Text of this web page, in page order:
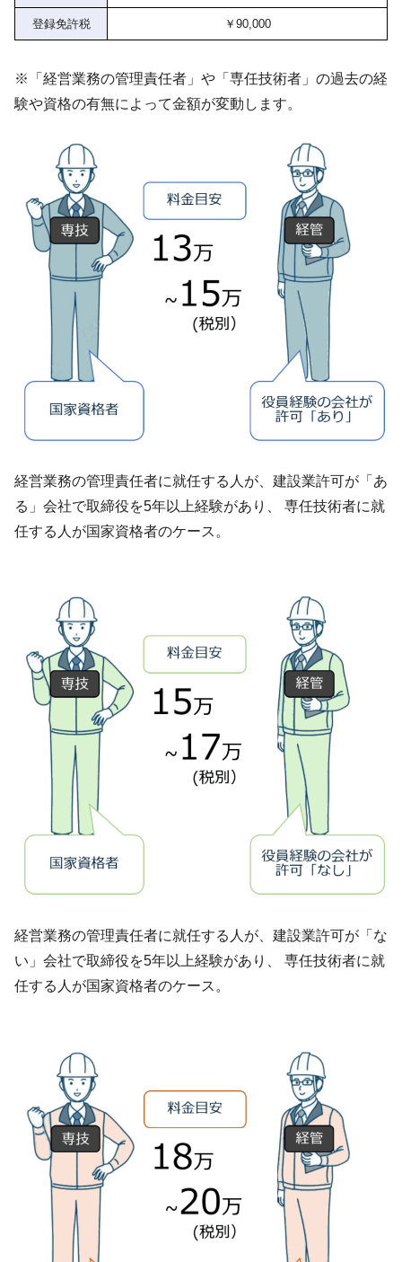
登録免許税 ￥90,000
※「経営業務の管理責任者」や「専任技術者」の過去の経
験や資格の有無によって金額が変動します。
経営業務の管理責任者に就任する人が、建設業許可が「あ
る」会社で取締役を5年以上経験があり、 専任技術者に就
任する人が国家資格者のケース。
経営業務の管理責任者に就任する人が、建設業許可が「な
い」会社で取締役を5年以上経験があり、 専任技術者に就
任する人が国家資格者のケース。